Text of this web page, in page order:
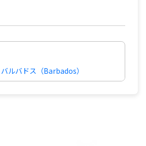
バルバドス（Barbados）